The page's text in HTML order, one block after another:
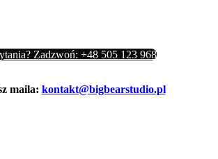
Zadzwoń: +48 505 123 968
maila: kontakt@bigbearstudio.pl